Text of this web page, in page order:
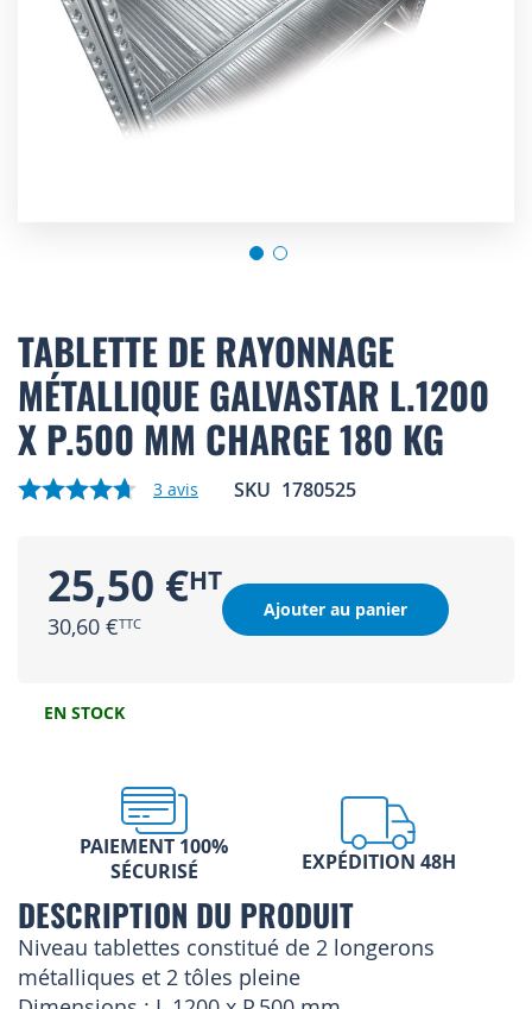
to
the
beginning
of
the
images
gallery
TABLETTE DE RAYONNAGE
MÉTALLIQUE GALVASTAR L.1200
X P.500 MM CHARGE 180 KG
3 avis SKU 1780525
25,50 €
30,60 €
Ajouter au panier
EN STOCK
PAIEMENT 100%
SÉCURISÉ
EXPÉDITION 48H
DESCRIPTION DU PRODUIT
Niveau tablettes constitué de 2 longerons
métalliques et 2 tôles pleine